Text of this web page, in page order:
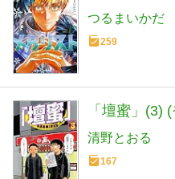
つるまいかだ
259
「壇蜜」(3)
清野とおる
167